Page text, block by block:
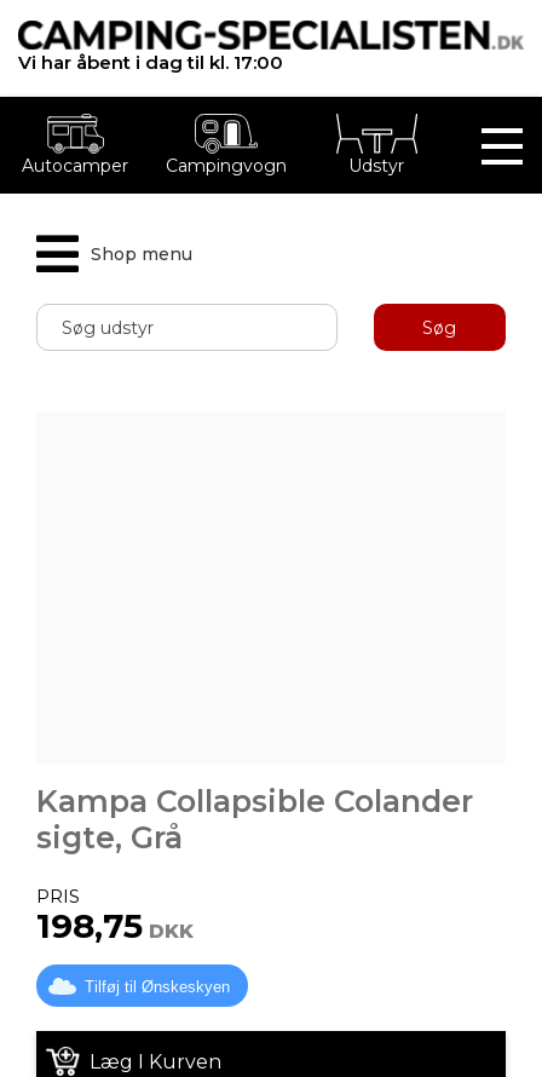
Vi har åbent i dag til kl. 17:00
Autocamper Campingvogn Udstyr
Shop menu
Søg
Kampa Collapsible Colander
sigte, Grå
PRIS
198,75 DKK
Tilføj til Ønskeskyen
Læg I Kurven